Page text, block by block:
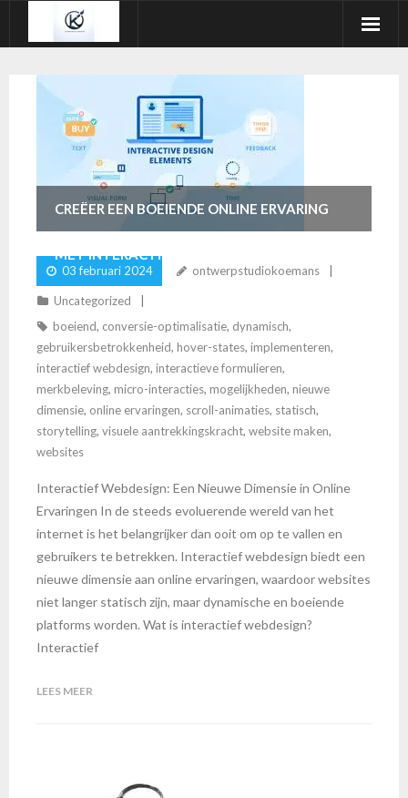
inhoud
CREËER EEN BOEIENDE ONLINE ERVARING
MET INTERACTIEF WEBDESIGN
03 februari 2024 ontwerpstudiokoemans
Uncategorized
boeiend, conversie-optimalisatie, dynamisch,
gebruikersbetrokkenheid, hover-states, implementeren,
interactief webdesign, interactieve formulieren,
merkbeleving, micro-interacties, mogelijkheden, nieuwe
dimensie, online ervaringen, scroll-animaties, statisch,
storytelling, visuele aantrekkingskracht, website maken,
websites
Interactief Webdesign: Een Nieuwe Dimensie in Online
Ervaringen In de steeds evoluerende wereld van het
internet is het belangrijker dan ooit om op te vallen en
gebruikers te betrekken. Interactief webdesign biedt een
nieuwe dimensie aan online ervaringen, waardoor websites
niet langer statisch zijn, maar dynamische en boeiende
platforms worden. Wat is interactief webdesign?
Interactief
LEES MEER